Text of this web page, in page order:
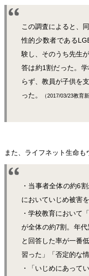
この調査によると、
性的少数者である
験し、そのうち先生
答は約1割だった。
らず、教員が子供を
った。
（2017/03/23教育
また、ライフネット生命も
・当事者全体の約6
においていじめ被害を
・学校教育において
が全体の約7割。年代
と回答した率が一番
習った」「否定的な
・「いじめにあって